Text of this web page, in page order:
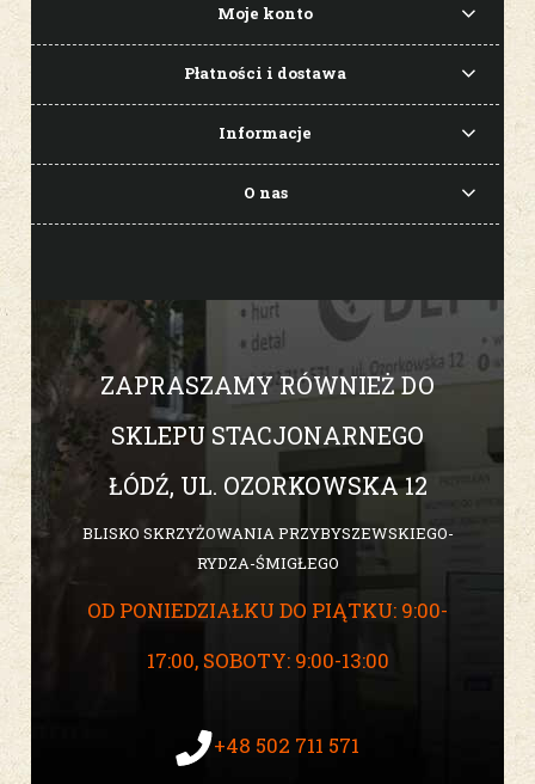
Moje konto
Płatności i dostawa
Informacje
O nas
ZAPRASZAMY RÓWNIEŻ DO
SKLEPU STACJONARNEGO
ŁÓDŹ, UL. OZORKOWSKA 12
BLISKO SKRZYŻOWANIA PRZYBYSZEWSKIEGO-
RYDZA-ŚMIGŁEGO
OD PONIEDZIAŁKU DO PIĄTKU: 9:00-
17:00, SOBOTY: 9:00-13:00
+48 502 711 571